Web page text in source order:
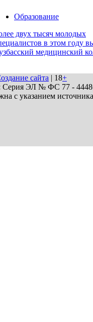
Образование
двух тысяч молодых
в этом году
медицинский
сайта | 18+
ЭЛ № ФС 77 - 44486
с указанием